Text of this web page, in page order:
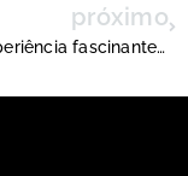
próximo
Uma experiência fascinante: “Florescer” – Final